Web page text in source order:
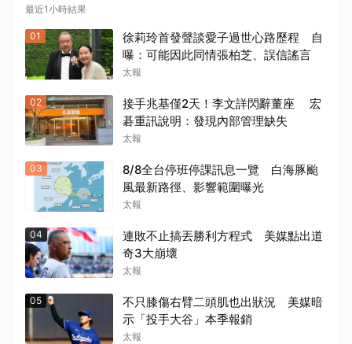
最近1小時結果
01
徐莉玲首發聲談愛子過世心路歷程 自
曝：可能因此同情張柏芝、誤信謠言
太報
02
接手兆基僅2天！李文詳閃辭董座 宏
碁重訊說明：發現內部管理缺失
太報
03
8/8全台停班停課訊息一覽 白海豚颱
風最新路徑、影響範圍曝光
太報
04
連敗不止搞丟勝利方程式 美媒點出道
奇3大崩壞
太報
05
不只膝傷右臂二頭肌也出狀況 美媒暗
示「投手大谷」本季報銷
太報